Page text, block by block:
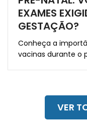
EXAMES
GESTAÇÃO?
Conheça a
vacinas durante o
VER